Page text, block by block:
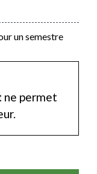
un semestre
ne permet